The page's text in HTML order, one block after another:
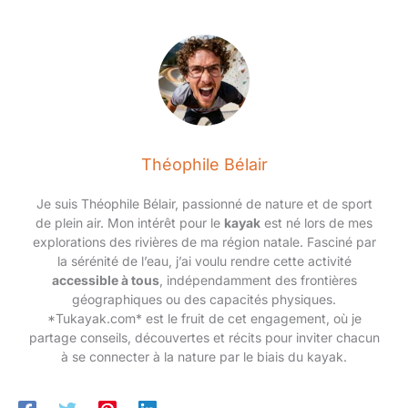
Théophile Bélair
Je suis Théophile Bélair, passionné de nature et de sport
de plein air. Mon intérêt pour le kayak est né lors de mes
explorations des rivières de ma région natale. Fasciné par
la sérénité de l’eau, j’ai voulu rendre cette activité
accessible à tous, indépendamment des frontières
géographiques ou des capacités physiques.
*Tukayak.com* est le fruit de cet engagement, où je
partage conseils, découvertes et récits pour inviter chacun
à se connecter à la nature par le biais du kayak.